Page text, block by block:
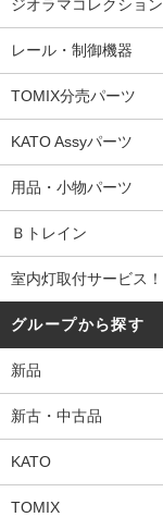
ジオラマコレクション
レール・制御機器
TOMIX分売パーツ
KATO Assyパーツ
用品・小物パーツ
Ｂトレイン
室内灯取付サービス！
グループから探す
新品
新古・中古品
KATO
TOMIX